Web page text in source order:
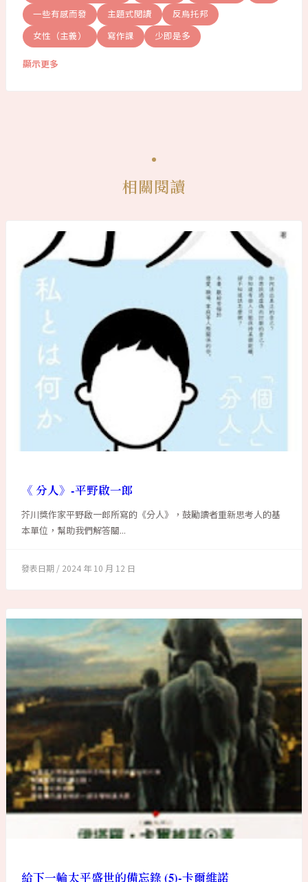
一些有感而發 主題式閱讀 反烏托邦
女性（主義） 寫作課 少即是多
顯示更多
相關閱讀
《 分人》-平野啟一郎
芥川獎作家平野啟一郎所寫的《分人》，鼓勵讀者重新思考人的基
本單位，幫助我們解答關...
2024 年 10 月 12 日
給下一輪太平盛世的備忘錄 (5)-卡爾維諾